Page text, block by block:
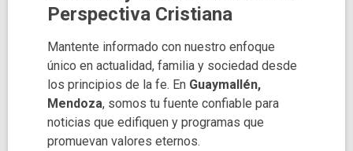
Perspectiva Cristiana
Mantente informado con nuestro enfoque
único en actualidad, familia y sociedad desde
los principios de la fe. En Guaymallén,
Mendoza, somos tu fuente confiable para
noticias que edifiquen y programas que
promuevan valores eternos.